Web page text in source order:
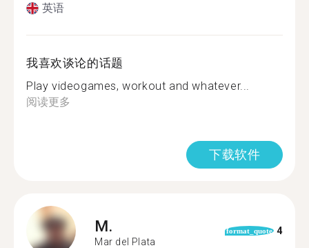
英语
我喜欢谈论的话题
Play videogames, workout and whatever...
阅读更多
下载软件
M.
Mar del Plata
format_quote 4